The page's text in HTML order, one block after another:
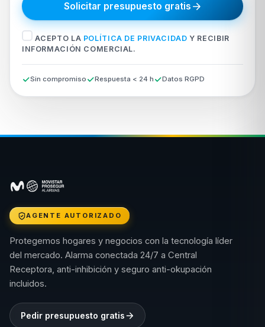
Solicitar presupuesto gratis
ACEPTO LA POLÍTICA DE PRIVACIDAD Y RECIBIR
INFORMACIÓN COMERCIAL.
Sin compromiso Respuesta < 24 h Datos RGPD
AGENTE AUTORIZADO
Protegemos hogares y negocios con la tecnología líder
del mercado. Alarma conectada 24/7 a Central
Receptora, anti-inhibición y seguro anti-okupación
incluidos.
Pedir presupuesto gratis